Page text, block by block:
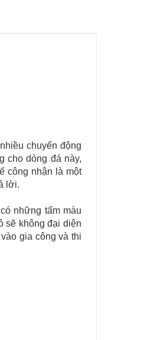
chuyển động
cho dòng đá này,
công nhận là một
lời.
những tấm màu
sẽ không đại diện
gia công và thi